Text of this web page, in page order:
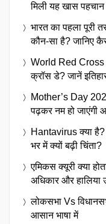
मिली यह खास पहचान
भारत का पहला पूरी
कौन-सा है? जानिए
World Red Cross
क्रॉस डे? जानें
Mother’s Day
पढ़कर नम हो
Hantavirus क्या
भर में क्यों बढ़ी चिंता?
एमिकस क्यूरी क्या
अधिकार और हालिया
लोकसभा Vs
आसान भाषा में